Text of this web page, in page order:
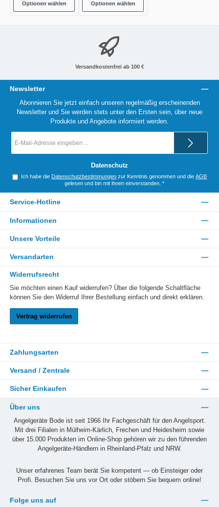
Optionen wählen Optionen wählen
Versandkostenfrei ab 100 €
Newsletter
Abonnieren Sie jetzt einfach unseren regelmäßig erscheinenden
Newsletter und Sie werden stets unter den Ersten sein, über neue
Produkte und Angebote informiert werden.
Mail-
Datenschutz
Ich habe die Datenschutzbestimmungen zur Kenntnis genommen und dieAGB
gelesen und bin mit ihnen einverstanden. *
Service-Hotline
Informationen
Unsere Vorteile
Versandarten
Widerrufsrecht
Sie möchten einen Kauf widerrufen? Über die folgende Schaltfläche
können Sie den Widerruf Ihrer Bestellung einfach und direkt erklären.
Vertrag widerrufen
Zahlungsarten
Versand / Zentrale
Sicher Einkaufen
Über uns
Angelgeräte Bode ist seit 1966 Ihr Fachgeschäft für den Angelsport.
Mit drei Filialen in Mülheim-Kärlich, Frechen und Heidesheim sowie
über 15.000 Produkten im Online-Shop gehören wir zu den führenden
Angelgeräte-Händlern in Rheinland-Pfalz und NRW.
Unser erfahrenes Team berät Sie kompetent — ob Einsteiger oder
Profi. Besuchen Sie uns vor Ort oder stöbern Sie bequem online!
Folge uns auf